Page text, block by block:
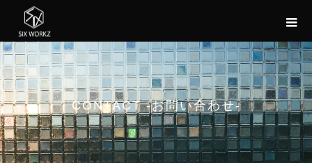
い
合
わ
せ-
CONTACT -お問い合わせ-